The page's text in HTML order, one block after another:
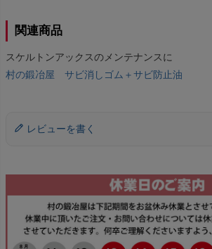
関連商品
スケルトンアックスのメンテナンスに
村の鍛冶屋 サビ消しゴム＋サビ防止油
レビューを書く